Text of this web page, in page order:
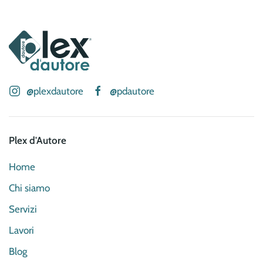
più
varianti.
opzioni
possono
essere
nella
pagina
prodotto
@plexdautore @pdautore
Plex d'Autore
Home
Chi siamo
Servizi
Lavori
Blog